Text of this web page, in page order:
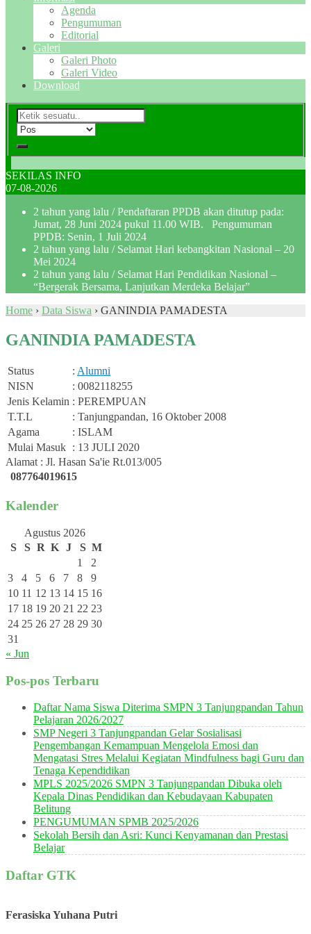
Agenda
Pengumuman
Editorial
Galeri
Galeri Photo
Galeri Video
Download
SEKILAS INFO
07-08-2026
2 tahun yang lalu / Pendaftaran PPDB akan ditutup pada:
Jumat, 28 Juni 2024 pukul 11.00 WIB. Pengumuman
PPDB: Senin, 1 Juli 2024
2 tahun yang lalu / Selamat Hari kebangkitan Nasional – 20
Mei 2024
2 tahun yang lalu / Selamat Hari Pendidikan Nasional –
“Bergerak Bersama, Lanjutkan Merdeka Belajar”
Home › Data Siswa › GANINDIA PAMADESTA
GANINDIA PAMADESTA
Status : Alumni
NISN
: 0082118255
Jenis Kelamin : PEREMPUAN
T.T.L
: Tanjungpandan, 16 Oktober 2008
Agama
: ISLAM
Mulai Masuk : 13 JULI 2020
Alamat : Jl. Hasan Sa'ie Rt.013/005
087764019615
Kalender
Agustus 2026
S
S R K J S M
1
2
3
4 5 6 7 8
9
10 11 12 13 14 15 16
17 18 19 20 21 22 23
24 25 26 27 28 29 30
31
« Jun
Pos-pos Terbaru
Daftar Nama Siswa Diterima SMPN 3 Tanjungpandan Tahun
Pelajaran 2026/2027
SMP Negeri 3 Tanjungpandan Gelar Sosialisasi
Pengembangan Kemampuan Mengelola Emosi dan
Mengatasi Stres Melalui Kegiatan Mindfulness bagi Guru dan
Tenaga Kependidikan
MPLS 2025/2026 SMPN 3 Tanjungpandan Dibuka oleh
Kepala Dinas Pendidikan dan Kebudayaan Kabupaten
Belitung
PENGUMUMAN SPMB 2025/2026
Sekolah Bersih dan Asri: Kunci Kenyamanan dan Prestasi
Belajar
Daftar GTK
Ferasiska Yuhana Putri